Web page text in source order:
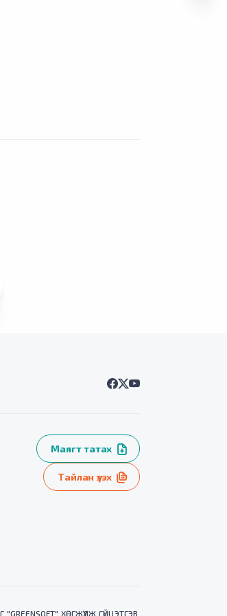
Маягт татах
Тайлан үзэх
"GREENSOFT" ХӨГЖҮҮЛЖ ГҮЙЦЭТГЭВ.